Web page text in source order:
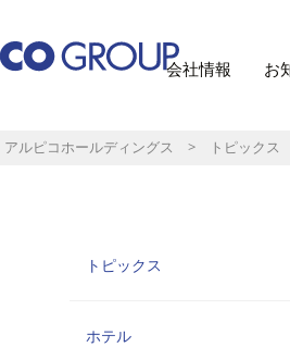
会社情報 お
アルピコホールディングス > トピックス
トピックス
ホテル